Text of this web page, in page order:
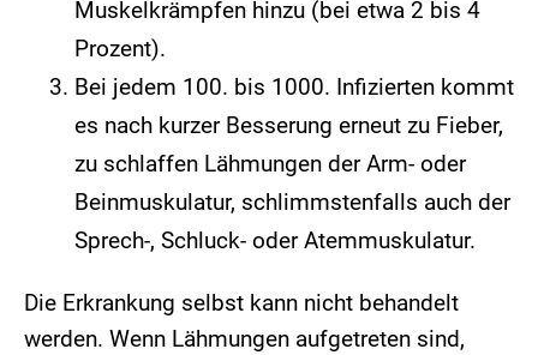
Muskelkrämpfen hinzu (bei etwa 2 bis 4
Prozent).
Bei jedem 100. bis 1000. Infizierten kommt
es nach kurzer Besserung erneut zu Fieber,
zu schlaffen Lähmungen der Arm- oder
Beinmuskulatur, schlimmstenfalls auch der
Sprech-, Schluck- oder Atemmuskulatur.
Die Erkrankung selbst kann nicht behandelt
werden. Wenn Lähmungen aufgetreten sind,